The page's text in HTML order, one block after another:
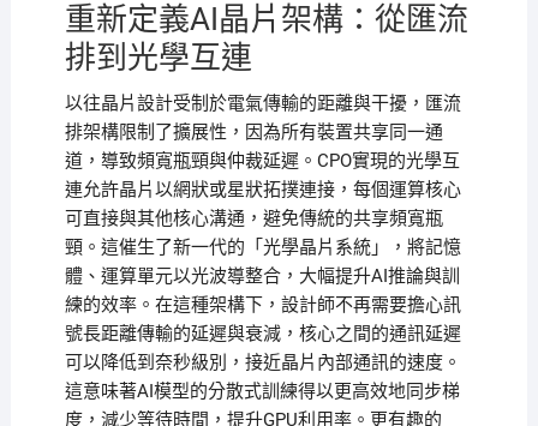
重新定義AI晶片架構：從匯流
排到光學互連
以往晶片設計受制於電氣傳輸的距離與干擾，匯流
排架構限制了擴展性，因為所有裝置共享同一通
道，導致頻寬瓶頸與仲裁延遲。CPO實現的光學互
連允許晶片以網狀或星狀拓撲連接，每個運算核心
可直接與其他核心溝通，避免傳統的共享頻寬瓶
頸。這催生了新一代的「光學晶片系統」，將記憶
體、運算單元以光波導整合，大幅提升AI推論與訓
練的效率。在這種架構下，設計師不再需要擔心訊
號長距離傳輸的延遲與衰減，核心之間的通訊延遲
可以降低到奈秒級別，接近晶片內部通訊的速度。
這意味著AI模型的分散式訓練得以更高效地同步梯
度，減少等待時間，提升GPU利用率。更有趣的